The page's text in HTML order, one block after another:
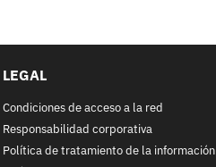
LEGAL
Condiciones de acceso a la red
Responsabilidad corporativa
Política de tratamiento de la información